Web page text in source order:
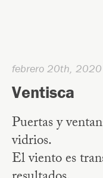
febrero 20th, 2020
Ventisca
Puertas y
vidrios.
El viento es